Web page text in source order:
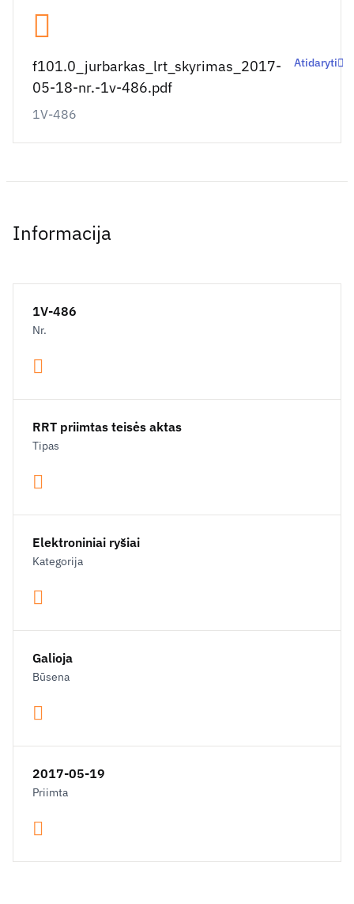
f101.0_jurbarkas_lrt_skyrimas_2017-
05-18-nr.-1v-486.pdf
1V-486
Atidaryti
Informacija
1V-486
Nr.
RRT priimtas teisės aktas
Tipas
Elektroniniai ryšiai
Kategorija
Galioja
Būsena
2017-05-19
Priimta